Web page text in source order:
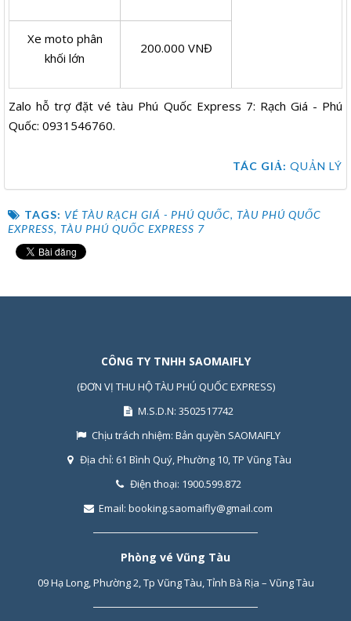
Xe moto phân
khối lớn
200.000 VNĐ
Zalo hỗ trợ đặt vé tàu Phú Quốc Express 7: Rạch Giá - Phú
Quốc: 0931546760.
TÁC GIẢ: QUẢN LÝ
TAGS: VÉ TÀU RẠCH GIÁ - PHÚ QUỐC, TÀU PHÚ QUỐC
EXPRESS, TÀU PHÚ QUỐC EXPRESS 7
CÔNG TY TNHH SAOMAIFLY
(ĐƠN VỊ THU HỘ TÀU PHÚ QUỐC EXPRESS)
M.S.D.N: 3502517742
Chịu trách nhiệm: Bản quyền SAOMAIFLY
Địa chỉ: 61 Bình Quý, Phường 10, TP Vũng Tàu
Điện thoại: 1900.599.872
Email: booking.saomaifly@gmail.com
Phòng vé Vũng Tàu
09 Hạ Long, Phường 2, Tp Vũng Tàu, Tỉnh Bà Rịa – Vũng Tàu